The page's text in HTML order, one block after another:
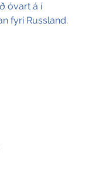
óvart á í
fyri Russland.